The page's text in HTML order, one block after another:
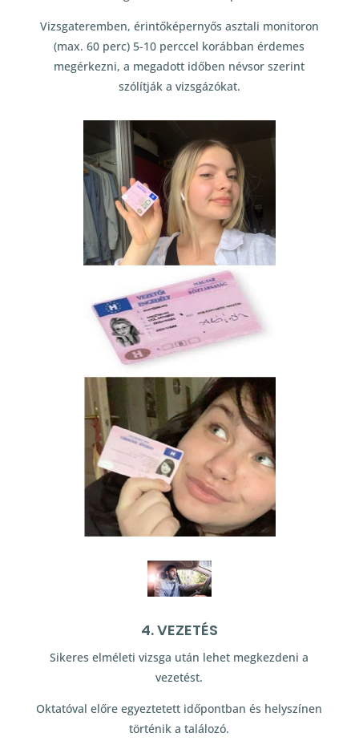
Vizsgateremben, érintőképernyős asztali monitoron
(max. 60 perc) 5-10 perccel korábban érdemes
megérkezni, a megadott időben névsor szerint
szólítják a vizsgázókat.
4. VEZETÉS
Sikeres elméleti vizsga után lehet megkezdeni a
vezetést.
Oktatóval előre egyeztetett időpontban és helyszínen
történik a találozó.